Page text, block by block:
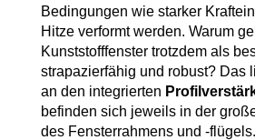
Holzfenster
Holz-Alu Fenster
Hebeschiebetüren
Faltschiebetüren
PVC-Haustüren
Haustür konfigurieren
Unterputzraffstoren
Sektionaltor Konfigurieren
MARKEN & VARIANTEN
Drutex Sektionaltore
Winkelprofile
Produktkataloge
Schnittzeichnungen Suche
Bedingungen wie starker
Hitze verformt werden. Warum
Kunststofffenster trotzdem als
strapazierfähig und robust? Das
an den integrierten
befinden sich jeweils in der
des Fensterrahmens und -